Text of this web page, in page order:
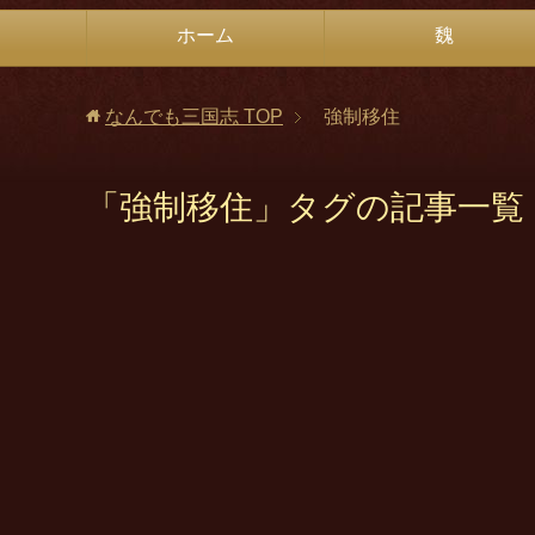
ホーム 魏
なんでも三国志 TOP 強制移住
「強制移住」タグの記事一覧